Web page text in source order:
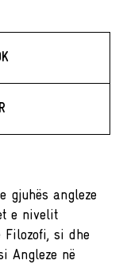
gjuhës angleze
e nivelit
Filozofi, si dhe
Angleze në